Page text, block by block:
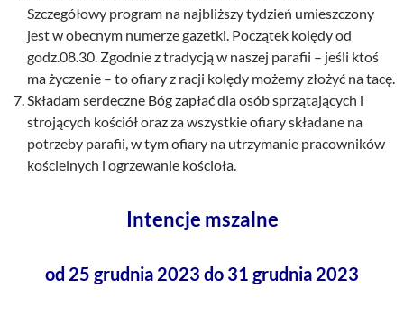
Szczegółowy program na najbliższy tydzień umieszczony
jest w obecnym numerze gazetki. Początek kolędy od
godz.08.30. Zgodnie z tradycją w naszej parafii – jeśli ktoś
ma życzenie – to ofiary z racji kolędy możemy złożyć na tacę.
Składam serdeczne Bóg zapłać dla osób sprzątających i
strojących kościół oraz za wszystkie ofiary składane na
potrzeby parafii, w tym ofiary na utrzymanie pracowników
kościelnych i ogrzewanie kościoła.
Intencje mszalne
od 25 grudnia 2023 do 31 grudnia 2023